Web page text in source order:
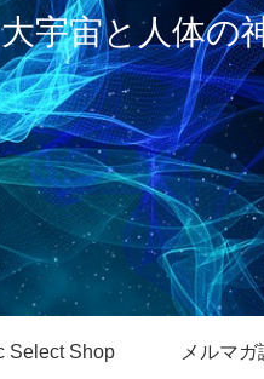
宇宙と人体の
Select Shop メルマガ